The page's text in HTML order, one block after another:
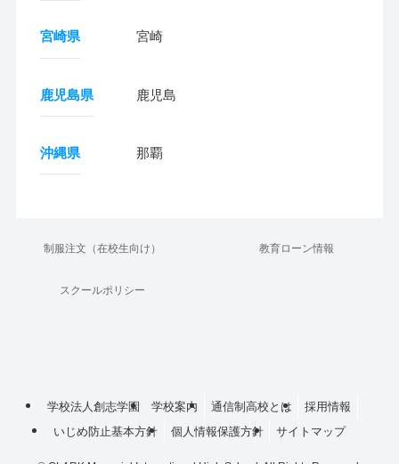
宮崎県 宮崎
鹿児島県 鹿児島
沖縄県 那覇
制服注文（在校生向け） 教育ローン情報
スクールポリシー
学校法人創志学園 学校案内 通信制高校とは
採用情報
いじめ防止基本方針
個人情報保護方針 サイトマップ